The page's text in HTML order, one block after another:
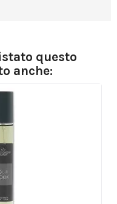
questo
anche: